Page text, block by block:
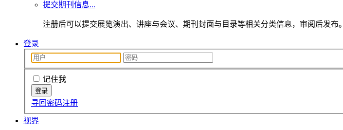
提交期刊信息...
注册后可以提交展览演出、讲座与会议、期刊封面与目录等相关分类信息，审阅后发布。
登录
记住我
寻回密码注册
视界